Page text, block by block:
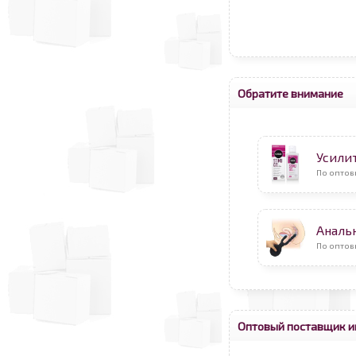
Обратите внимание
По
По
Оптовый поставщик